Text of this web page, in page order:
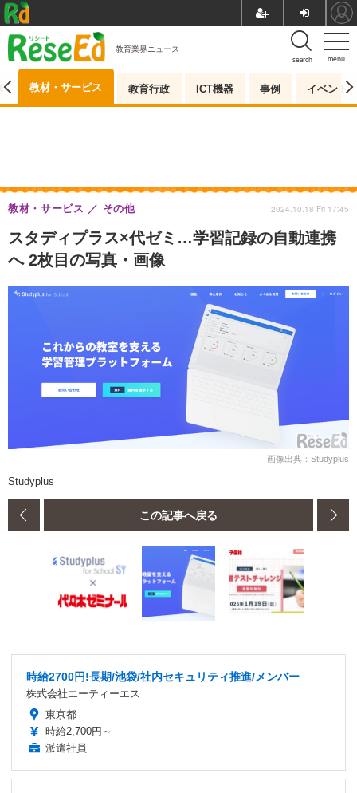
menu
search
教育業界ニュース
教材・サービス 教育行政 ICT機器 事例 イベント
スタディプラス×代ゼミ…学習記録の自動連携
へ 2枚目の写真・画像
教材・サービス その他 2024.10.18 Fri 17:45
画像出典：Studyplus
Studyplus
この記事へ戻る
時給2700円!長期/池袋/社内セキュリティ推進/メンバー
株式会社エーティーエス
東京都
時給2,700円～
派遣社員